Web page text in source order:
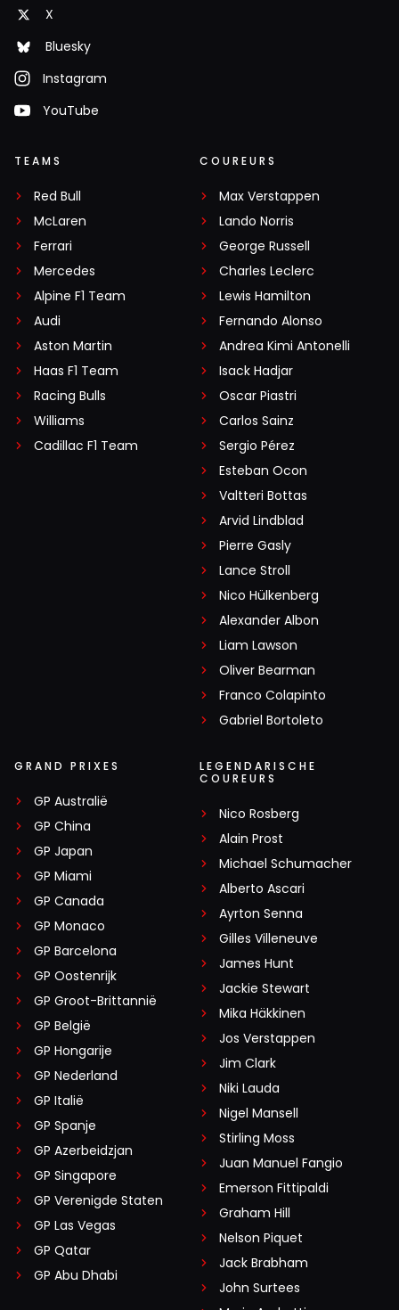
X
Bluesky
Instagram
YouTube
TEAMS
Red Bull
McLaren
Ferrari
Mercedes
Alpine F1 Team
Audi
Aston Martin
Haas F1 Team
Racing Bulls
Williams
Cadillac F1 Team
COUREURS
Max Verstappen
Lando Norris
George Russell
Charles Leclerc
Lewis Hamilton
Fernando Alonso
Andrea Kimi Antonelli
Isack Hadjar
Oscar Piastri
Carlos Sainz
Sergio Pérez
Esteban Ocon
Valtteri Bottas
Arvid Lindblad
Pierre Gasly
Lance Stroll
Nico Hülkenberg
Alexander Albon
Liam Lawson
Oliver Bearman
Franco Colapinto
Gabriel Bortoleto
GRAND PRIXES
GP Australië
GP China
GP Japan
GP Miami
GP Canada
GP Monaco
GP Barcelona
GP Oostenrijk
GP Groot-Brittannië
GP België
GP Hongarije
GP Nederland
GP Italië
GP Spanje
GP Azerbeidzjan
GP Singapore
GP Verenigde Staten
GP Las Vegas
GP Qatar
GP Abu Dhabi
LEGENDARISCHE
COUREURS
Nico Rosberg
Alain Prost
Michael Schumacher
Alberto Ascari
Ayrton Senna
Gilles Villeneuve
James Hunt
Jackie Stewart
Mika Häkkinen
Jos Verstappen
Jim Clark
Niki Lauda
Nigel Mansell
Stirling Moss
Juan Manuel Fangio
Emerson Fittipaldi
Graham Hill
Nelson Piquet
Jack Brabham
John Surtees